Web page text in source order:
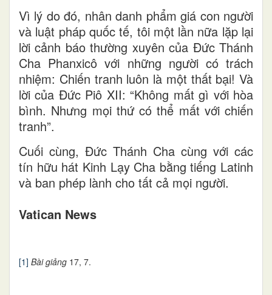
Vì lý do đó, nhân danh phẩm giá con người
và luật pháp quốc tế, tôi một lần nữa lặp lại
lời cảnh báo thường xuyên của Đức Thánh
Cha Phanxicô với những người có trách
nhiệm: Chiến tranh luôn là một thất bại! Và
lời của Đức Piô XII: “Không mất gì với hòa
bình. Nhưng mọi thứ có thể mất với chiến
tranh”.
Cuối cùng, Đức Thánh Cha cùng với các
tín hữu hát Kinh Lạy Cha bằng tiếng Latinh
và ban phép lành cho tất cả mọi người.
Vatican News
[1] Bài giảng 17, 7.